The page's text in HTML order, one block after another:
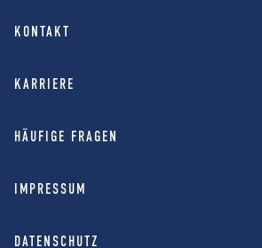
KONTAKT
KARRIERE
HÄUFIGE FRAGEN
IMPRESSUM
DATENSCHUTZ